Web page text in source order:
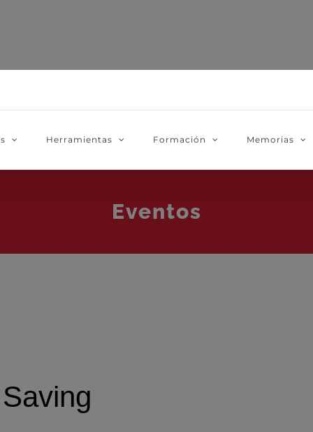
Herramientas Formación Memorias
Eventos